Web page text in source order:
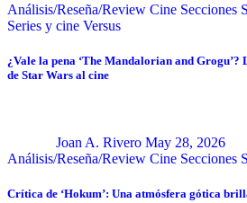
Análisis/Reseña/Review Cine Secciones
Series y cine Versus
¿Vale la pena ‘The Mandalorian and Grogu’?
de Star Wars al cine
Joan A. Rivero May 28, 2026
Análisis/Reseña/Review Cine Secciones
Crítica de ‘Hokum’: Una atmósfera gótica